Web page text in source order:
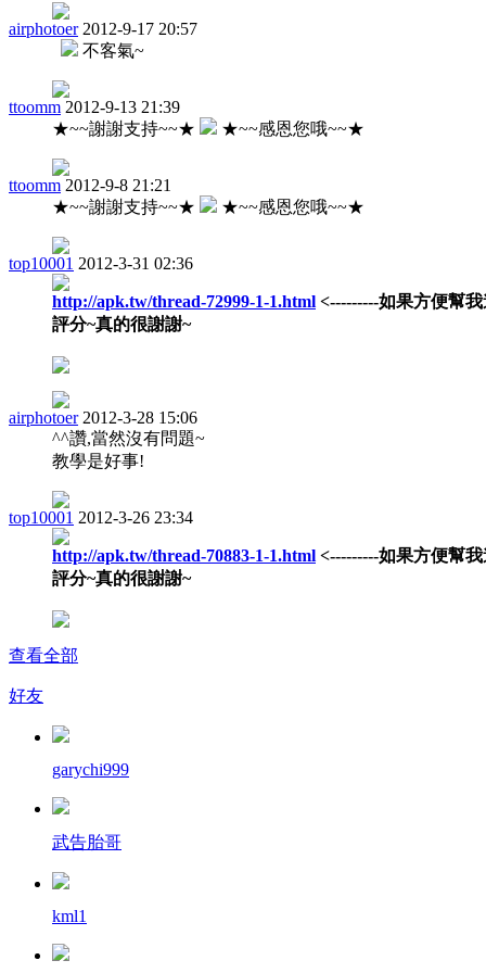
airphotoer 2012-9-17 20:57
不客氣~
ttoomm 2012-9-13 21:39
★~~謝謝支持~~★
★~~感恩您哦~~★
ttoomm 2012-9-8 21:21
★~~謝謝支持~~★
★~~感恩您哦~~★
top10001 2012-3-31 02:36
http://apk.tw/thread-72999-1-1.html <---------如果方便幫
評分~真的很謝謝~
airphotoer 2012-3-28 15:06
^^讚,當然沒有問題~
教學是好事!
top10001 2012-3-26 23:34
http://apk.tw/thread-70883-1-1.html <---------如果方便幫
評分~真的很謝謝~
查看全部
好友
garychi999
武告胎哥
kml1